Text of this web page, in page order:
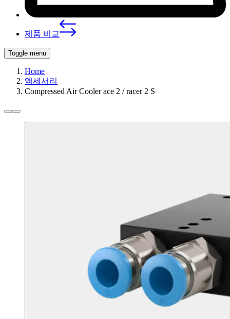
제품 비교
Toggle menu
Home
액세서리
Compressed Air Cooler ace 2 / racer 2 S